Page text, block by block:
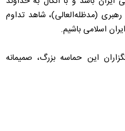
(مدظله‌العالی)، شاهد تداوم
اسلامی باشیم.
این حماسه بزرگ، صمیمانه